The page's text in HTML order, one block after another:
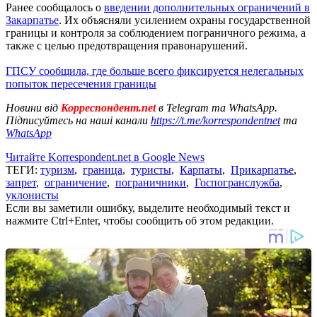
Ранее сообщалось о введении дополнительных ограничений в
Закарпатье. Их объясняли усилением охраны государственной
границы и контроля за соблюдением пограничного режима, а
также с целью предотвращения правонарушений.
ГПСУ сообщила, где больше всего фиксируется нелегальных
попыток пересечения границы
Новини від Корреспондент.netв Telegram та WhatsApp.
Підписуйтесь на наші канали https://t.me/korrespondentnetта
WhatsApp
Читайте Korrespondent.net в Google News
ТЕГИ: туризм, граница, туристы, Карпаты, Прикарпатье,
запрет, ограничение, пограничники, Госпогранслужба,
уклонисты
Если вы заметили ошибку, выделите необходимый текст и
нажмите Ctrl+Enter, чтобы сообщить об этом редакции.